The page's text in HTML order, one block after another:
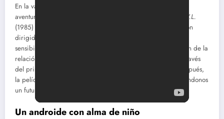
En la vasta galería del cine ochentero, poblada de niños
aventureros y máquinas que despiertan humanidad,
D.A.R.Y.L.
(1985) ocupa un lugar especial. Esta joya de la ciencia ficción
dirigida por Simon Wincer no solo es un compendio de la
sensibilidad pop de su tiempo, sino también una exploración de la
relación entre la tecnología y la identidad humana, vista a través
del prisma de la inocencia infantil. Más de tres décadas después,
la película resuena con una melancolía inesperada, recordándonos
un futuro que nunca llegó a ser.
Un androide con alma de niño